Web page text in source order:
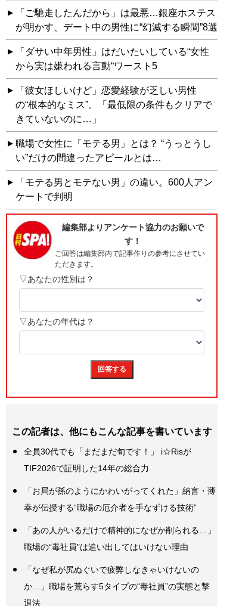
「ご馳走したんだから」は最悪…銀座ホステス
が明かす、デート中の男性に“幻滅する瞬間”8選
「ダサい中年男性」はだいたいしている“女性
から実は嫌われる言動“ワースト5
「彼女ほしいけど」恋愛経験が乏しい男性
の“根本的なミス”。「最低限の条件もクリアで
きていないのに…」
職場で女性に「モテる男」とは？ “うっとうし
い”だけの間違ったアピールとは…
「モテる男とモテない男」の違い。600人アン
ケートで判明
この記者は、他にもこんな記事を書いています
全員30代でも「まだまだ旬です！」 i☆Risが
TIF2026で証明した14年の総合力
「お局が孫のようにかわいがってくれた」納言・薄
幸が伝授する“職場の厄介者を手なずける技術”
「あの人がいるだけで精神的になぜか削られる…」
職場の“毒社員”は追い出してはいけない理由
「なぜ私が尻ぬぐいで疲弊しなきゃいけないの
か…」職場を荒らす5タイプの“毒社員”の実態と撃
退法